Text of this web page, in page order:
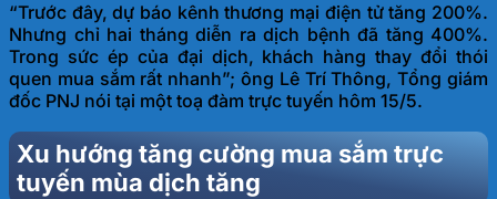
“Trước đây, dự báo kênh thương mại điện tử tăng 200%.
Nhưng chỉ hai tháng diễn ra dịch bệnh đã tăng 400%.
Trong sức ép của đại dịch, khách hàng thay đổi thói
quen mua sắm rất nhanh”; ông Lê Trí Thông, Tổng giám
đốc PNJ nói tại một toạ đàm trực tuyến hôm 15/5.
Xu hướng tăng cường mua sắm trực
tuyến mùa dịch tăng